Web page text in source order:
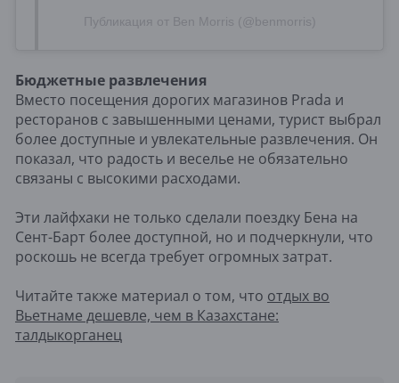
Публикация от Ben Morris (@benmorris)
Бюджетные развлечения
Вместо посещения дорогих магазинов Prada и
ресторанов с завышенными ценами, турист выбрал
более доступные и увлекательные развлечения. Он
показал, что радость и веселье не обязательно
связаны с высокими расходами.
Эти лайфхаки не только сделали поездку Бена на
Сент-Барт более доступной, но и подчеркнули, что
роскошь не всегда требует огромных затрат.
Читайте также материал о том, что отдых во
Вьетнаме дешевле, чем в Казахстане:
талдыкорганец